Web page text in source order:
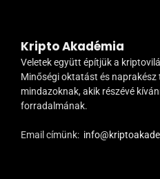
Kripto Akadémia
Veletek együtt építjük a
Minőségi oktatást és
mindazoknak, akik részévé
forradalmának.
Email címünk: